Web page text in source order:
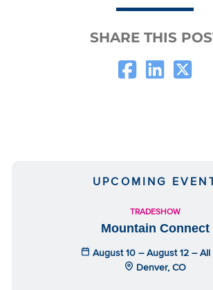
SHARE THIS
UPCOMING
TRADESHOW
Mountain Connect
August 10 – August 12 – All
Denver, CO